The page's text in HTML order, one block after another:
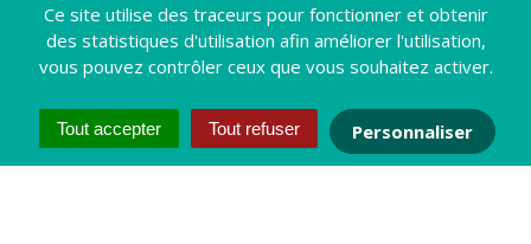
Ce site utilise des traceurs pour fonctionner et obtenir
des statistiques d'utilisation afin améliorer l'utilisation,
vous pouvez contrôler ceux que vous souhaitez activer.
Tout accepter Tout refuser Personnaliser
PLAN DU SITE
CRÉDITS
ACCESSIBILITÉ : NON CONFORME